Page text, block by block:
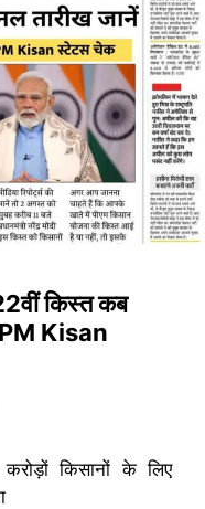
किस्त कब
PM Kisan
किसानों के लिए